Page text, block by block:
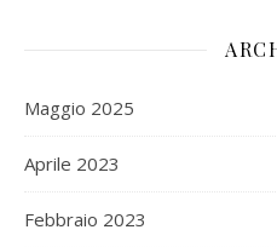
Maggio 2025
Aprile 2023
Febbraio 2023